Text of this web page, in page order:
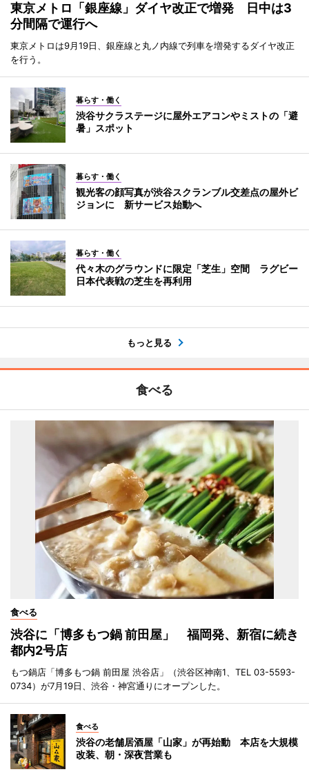
東京メトロ「銀座線」ダイヤ改正で増発 日中は3
分間隔で運行へ
東京メトロは9月19日、銀座線と丸ノ内線で列車を増発するダイヤ改正
を行う。
暮らす・働く
渋谷サクラステージに屋外エアコンやミストの「避
暑」スポット
暮らす・働く
観光客の顔写真が渋谷スクランブル交差点の屋外ビ
ジョンに 新サービス始動へ
暮らす・働く
代々木のグラウンドに限定「芝生」空間 ラグビー
日本代表戦の芝生を再利用
もっと見る
食べる
食べる
渋谷に「博多もつ鍋 前田屋」 福岡発、新宿に続き
都内2号店
もつ鍋店「博多もつ鍋 前田屋 渋谷店」（渋谷区神南1、TEL 03-5593-
0734）が7月19日、渋谷・神宮通りにオープンした。
食べる
渋谷の老舗居酒屋「山家」が再始動 本店を大規模
改装、朝・深夜営業も